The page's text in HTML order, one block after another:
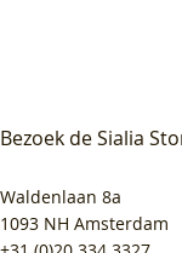
Bezoek de Sialia
Waldenlaan 8a
1093 NH Amsterdam